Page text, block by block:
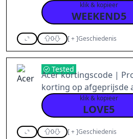
klik & kopieer
WEEKEND5
0 [+]Geschiedenis
Tested
Acer kortingscode |
korting op afgeprijsde
klik & kopieer
LOVE5
0 [+]Geschiedenis